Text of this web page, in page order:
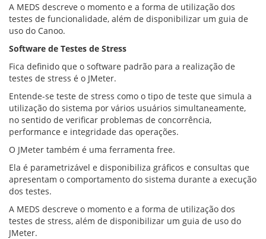
A MEDS descreve o momento e a forma de utilização dos
testes de funcionalidade, além de disponibilizar um guia de
uso do Canoo.
Software de Testes de Stress
Fica definido que o software padrão para a realização de
testes de stress é o JMeter.
Entende-se teste de stress como o tipo de teste que simula a
utilização do sistema por vários usuários simultaneamente,
no sentido de verificar problemas de concorrência,
performance e integridade das operações.
O JMeter também é uma ferramenta free.
Ela é parametrizável e disponibiliza gráficos e consultas que
apresentam o comportamento do sistema durante a execução
dos testes.
A MEDS descreve o momento e a forma de utilização dos
testes de stress, além de disponibilizar um guia de uso do
JMeter.